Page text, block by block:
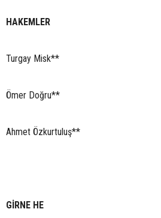
HAKEMLER
Turgay Misk**
Ömer Doğru**
Ahmet Özkurtuluş**
GİRNE HE